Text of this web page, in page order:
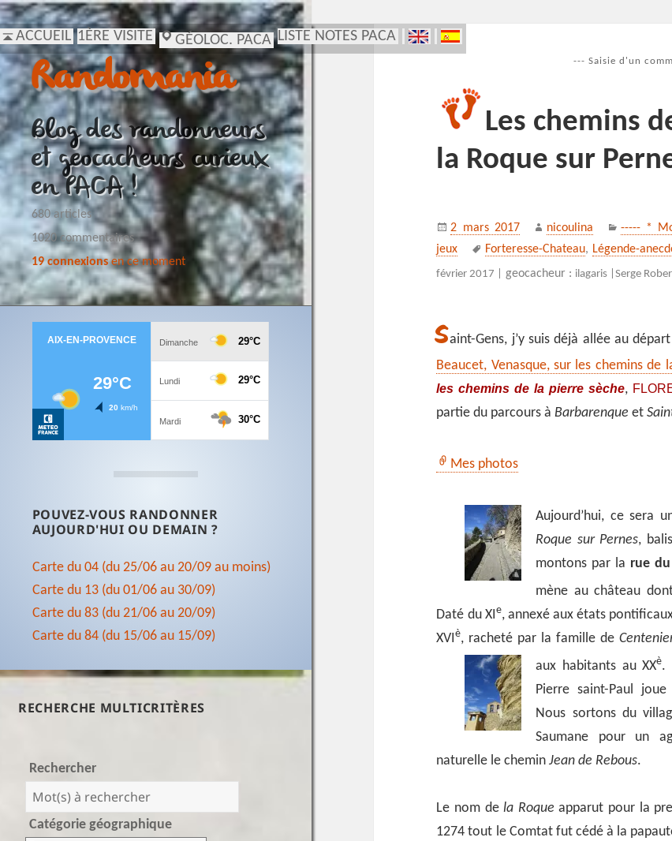
ACCUEIL 1ÈRE VISITE GÉOLOC. PACA LISTE NOTES PACA
Randomania
Blog des randonneurs
et geocacheurs curieux
en PACA !
680 articles
1020 commentaires
19 connexionsen ce moment
POUVEZ-VOUS RANDONNER
AUJOURD'HUI OU DEMAIN ?
Carte du 04 (du 25/06 au 20/09 au moins)
Carte du 13 (du 01/06 au 30/09)
Carte du 83 (du 21/06 au 20/09)
Carte du 84 (du 15/06 au 15/09)
RECHERCHE MULTICRITÈRES
Rechercher
Catégorie géographique
--- Saisie d'un
Les chemins
la Roque sur
Publié
le
2 mars 2017 Auteur
nicoulina ----- *
jeux
Mots-
clés
Forteresse-Chateau, Légende-
février 2017 | geocacheur : ilagaris |Serge
Saint-Gens, j’y suis déjà allée au
Beaucet, Venasque, sur les chemins de
les chemins de la pierre sèche,
partie du parcours àBarbarenque et
Mes photos
Aujourd’hui, ce sera
Roque sur Pernes,
montons par la rue
mène au château
Daté du XI e, annexé aux états
XVIè, racheté par la famille de
aux habitants au XXè.
Pierre saint-Paul
Nous sortons du
Saumane pour un
naturelle le cheminJean de Rebous.
Le nom dela Roque apparut pour la
1274 tout le Comtat fut cédé à la